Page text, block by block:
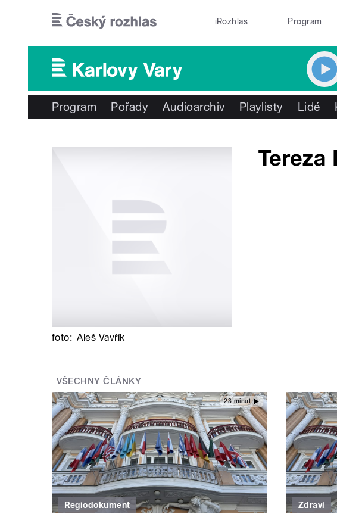
iRozhlas Program
Program Pořady Audioarchiv Playlisty Lidé
Tereza
foto: Aleš Vavřík
VŠECHNY ČLÁNKY
23 minut
Regiodokument Zdraví